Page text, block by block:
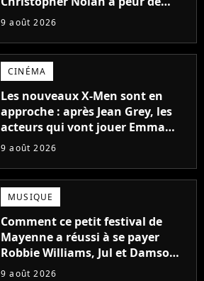
tourner un genre de films très
9 août 2026
CINÉMA
Les nouveaux X-Men sont en
approche : après Jean Grey, les
acteurs qui vont jouer Emma
Frost et Cyclope trouvés !
9 août 2026
MUSIQUE
Comment ce petit festival de
Mayenne a réussi à se payer
Robbie Williams, Jul et Damso
cette année ?
9 août 2026